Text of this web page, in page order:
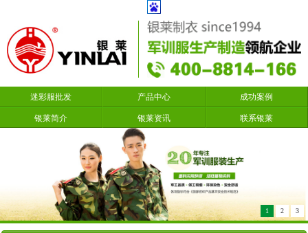
迷彩服批发 产品中心 成功案例
银莱简介 银莱资讯 联系银莱
1 2 3